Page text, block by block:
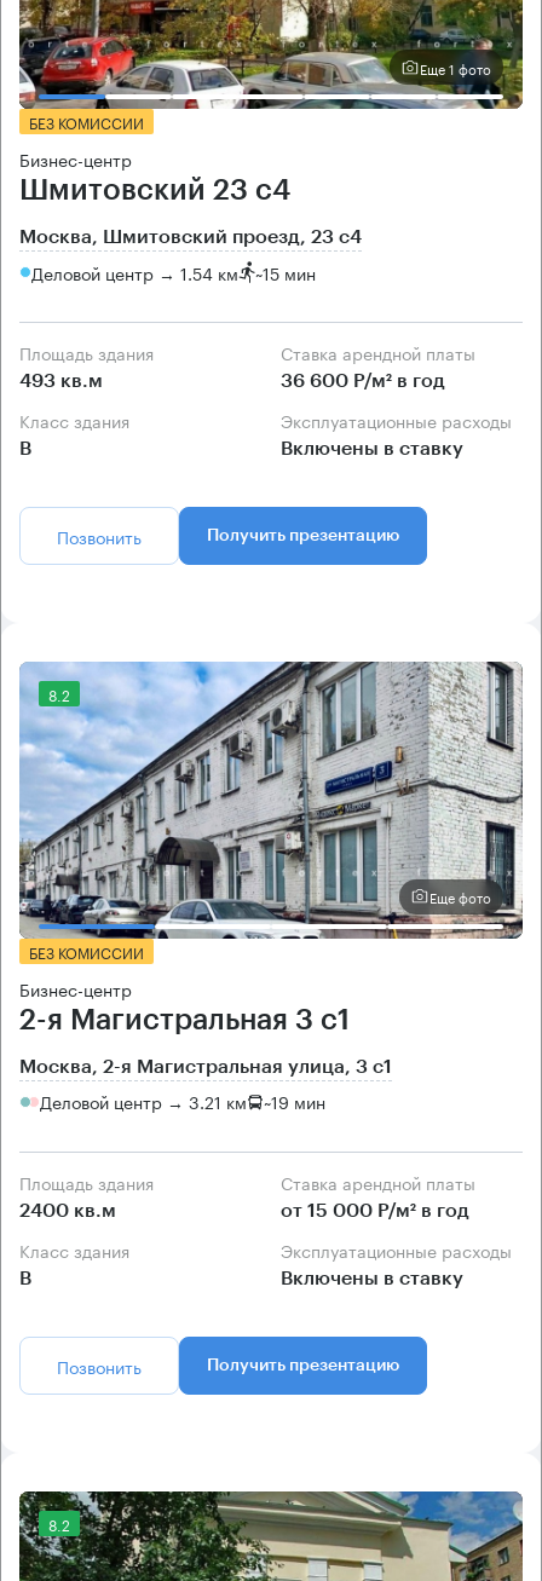
Еще 1 фото
БЕЗ КОМИССИИ
Бизнес-центр
Шмитовский 23 с4
Москва, Шмитовский проезд, 23 с4
Деловой центр → 1.54 км ~15 мин
Площадь здания
493 кв.м
Ставка арендной платы
36 600 Р/м² в год
Класс здания
B
Эксплуатационные расходы
Включены в ставку
Позвонить Получить презентацию
8.2
Еще фото
БЕЗ КОМИССИИ
Бизнес-центр
2-я Магистральная 3 с1
Москва, 2-я Магистральная улица, 3 с1
Деловой центр → 3.21 км ~19 мин
Площадь здания
2400 кв.м
Ставка арендной платы
от 15 000 Р/м² в год
Класс здания
B
Эксплуатационные расходы
Включены в ставку
Позвонить Получить презентацию
8.2